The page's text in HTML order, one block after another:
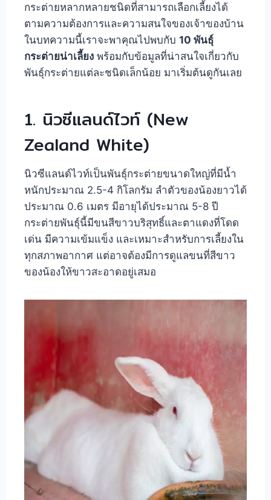
กระต่ายหลากหลายชนิดที่สามารถเลือกเลี้ยงได้
ตามความต้องการและความสนใจของเจ้าของบ้าน
ในบทความนี้เราจะพาคุณไปพบกับ 10 พันธุ์
กระต่ายน่าเลี้ยง พร้อมกับข้อมูลที่น่าสนใจเกี่ยวกับ
พันธุ์กระต่ายแต่ละชนิดเล็กน้อย มาเริ่มต้นดูกันเลย
1. นิวซีแลนด์ไวท์ (New
Zealand White)
นิวซีแลนด์ไวท์เป็นพันธุ์กระต่ายขนาดใหญ่ที่มีน้ำ
หนักประมาณ 2.5-4 กิโลกรัม ลำตัวของน้องยาวได้
ประมาณ 0.6 เมตร มีอายุได้ประมาณ 5-8 ปี
กระต่ายพันธุ์นี้มีขนสีขาวบริสุทธิ์และตาแดงที่โดด
เด่น มีความเข้มแข็ง และเหมาะสำหรับการเลี้ยงใน
ทุกสภาพอากาศ แต่อาจต้องมีการดูแลขนที่สีขาว
ของน้องให้ขาวสะอาดอยู่เสมอ